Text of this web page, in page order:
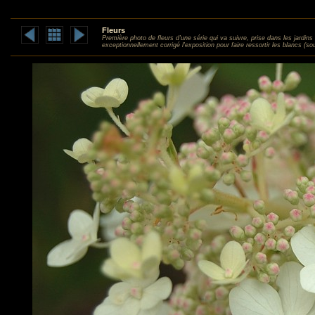
Fleurs
Première photo de fleurs d'une série qui va suivre, prise dans les
exceptionnellement corrigé l'exposition pour faire ressortir les blancs